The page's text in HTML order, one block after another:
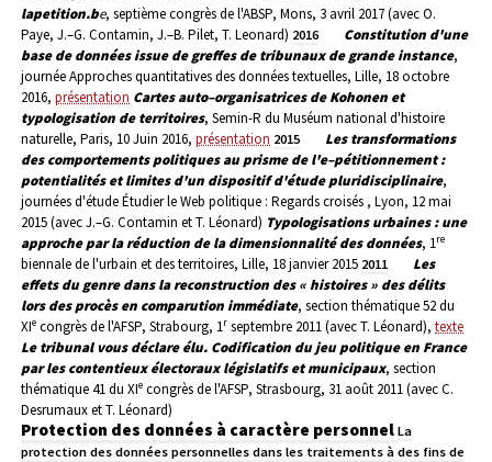
lapetition.be, septième congrès de l'ABSP, Mons, 3 avril 2017 (avec O.
Paye, J.–G. Contamin, J.–B. Pilet, T. Leonard) 2016
Constitution d'une
base de données issue de greffes de tribunaux de grande instance,
journée Approches quantitatives des données textuelles, Lille, 18 octobre
2016, présentation Cartes auto–organisatrices de Kohonen et
typologisation de territoires, Semin-R du Muséum national d'histoire
naturelle, Paris, 10 Juin 2016, présentation 2015
Les transformations
des comportements politiques au prisme de l'e–pétitionnement :
potentialités et limites d'un dispositif d'étude pluridisciplinaire,
journées d'étude Étudier le Web politique : Regards croisés , Lyon, 12 mai
2015 (avec J.–G. Contamin et T. Léonard) Typologisations urbaines : une
approche par la réduction de la dimensionnalité des données, 1re
biennale de l'urbain et des territoires, Lille, 18 janvier 2015 2011
Les
effets du genre dans la reconstruction des « histoires » des délits
lors des procès en comparution immédiate, section thématique 52 du
XIe congrès de l'AFSP, Strabourg, 1r septembre 2011 (avec T. Léonard), texte
Le tribunal vous déclare élu. Codification du jeu politique en France
par les contentieux électoraux législatifs et municipaux, section
thématique 41 du XIe congrès de l'AFSP, Strasbourg, 31 août 2011 (avec C.
Desrumaux et T. Léonard)
Protection des données à caractère personnel La
protection des données personnelles dans les traitements à des fins de